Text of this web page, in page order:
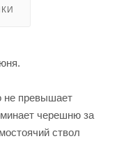
не превышает
черешню за
ствол